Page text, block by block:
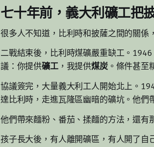
七十年前，義大利礦工把
很多人不知道，比利時和披薩之間的關係
二戰結束後，比利時煤礦嚴重缺工。
議：你提供礦工，我提供煤炭。條件甚至
協議簽完，大量義大利工人開始北上。
達比利時，走進瓦隆區幽暗的礦坑。他們
他們帶來麵粉、番茄、揉麵的方法，還有
孩子長大後，有人離開礦區，有人開了